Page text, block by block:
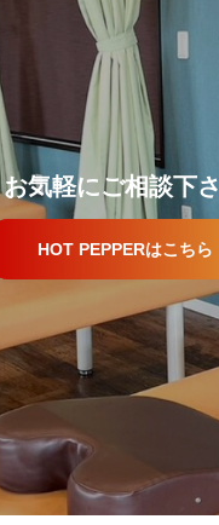
お気軽にご相談下
HOT PEPPERはこちら